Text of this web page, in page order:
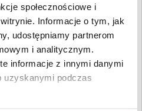
społecznościowe i
Informacje o tym, jak
udostępniamy partnerom
i analitycznym.
informacje z innymi danymi
uzyskanymi podczas
1. Cywilne
Wartość:
369,00 PLN
Data wymagalności: 5
września 2018
Wartość:369,00 PLN
Koszty sądowe:90,39 PLN